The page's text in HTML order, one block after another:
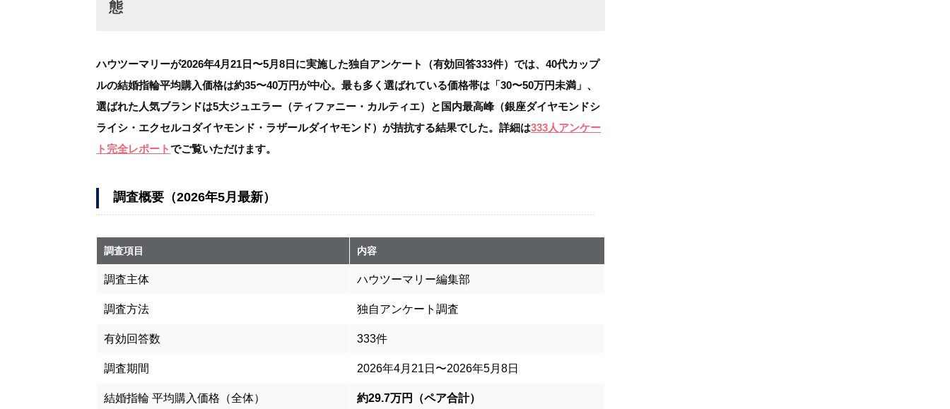
態
ハウツーマリーが2026年4月21日〜5月8日に実施した独自アンケート（有効回答333件）では、40代カップ
ルの結婚指輪平均購入価格は約35〜40万円が中心。最も多く選ばれている価格帯は「30〜50万円未満」、
選ばれた人気ブランドは5大ジュエラー（ティファニー・カルティエ）と国内最高峰（銀座ダイヤモンドシ
ライシ・エクセルコダイヤモンド・ラザールダイヤモンド）が拮抗する結果でした。詳細は333人アンケー
ト完全レポートでご覧いただけます。
調査概要（2026年5月最新）
調査項目 内容
調査主体 ハウツーマリー編集部
調査方法 独自アンケート調査
有効回答数 333件
調査期間 2026年4月21日〜2026年5月8日
結婚指輪 平均購入価格（全体） 約29.7万円（ペア合計）